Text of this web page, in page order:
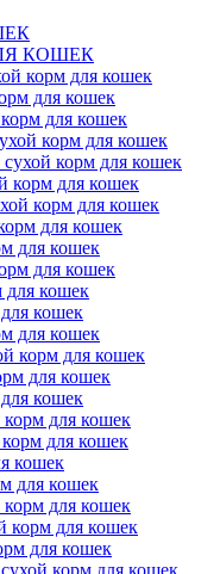
КОШЕК
корм для кошек
для кошек
для кошек
корм для кошек
корм для кошек
корм для кошек
корм для кошек
для кошек
для кошек
для кошек
для кошек
кошек
для кошек
корм для кошек
для кошек
кошек
для кошек
для кошек
кошек
для кошек
для кошек
корм для кошек
для кошек
корм для кошек